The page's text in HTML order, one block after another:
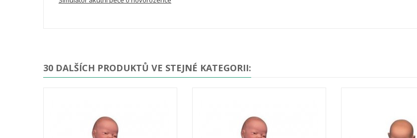
30 DALŠÍCH PRODUKTŮ VE STEJNÉ KATEGORII: